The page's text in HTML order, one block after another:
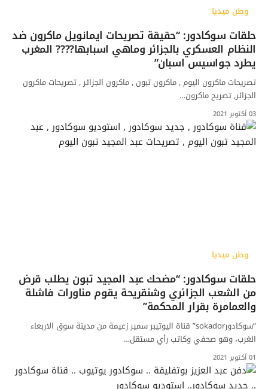
وطن ميديا
حلقات سوكادور: “حقيقة تصريحات ايمانويل ماكرون ضد
النظام العسكري بالجزائر وماهي اسبابها???? المغرب
يطرد جواسيس اسبان”
تصريحات ماكرون اليوم , ماكرون تبون , ماكرون الجزائر , تصريحات ماكرون
الجزائر, تصريح ماكرون…
03 أكتوبر 2021
وطن ميديا
حلقات سوكادور: “مضحك عبد المجيد تبون يطلب قرض
من الشعب الجزائري وشنقريحة يقوم مناورات فاشلة
والعمامرة بقرار المحكمة”
“سوكادورsokador” قناة اليوتيبر سمير زعيمة من مدينة سوق الاربعاء
الغرب، وهو صحفي وكاتب رأي مستقل…
01 أكتوبر 2021